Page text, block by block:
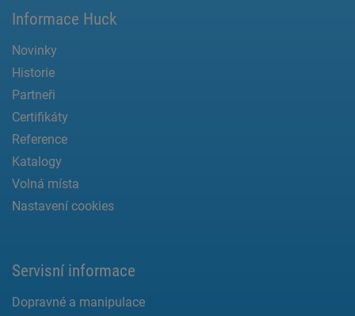
Informace Huck
Novinky
Historie
Partneři
Certifikáty
Reference
Katalogy
Volná místa
Nastavení cookies
Servisní informace
Dopravné a manipulace